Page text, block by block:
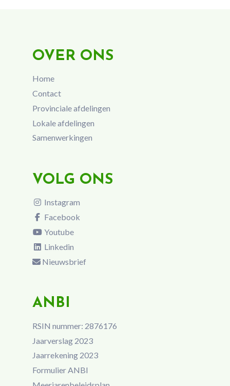
OVER ONS
Home
Contact
Provinciale afdelingen
Lokale afdelingen
Samenwerkingen
VOLG ONS
Instagram
Facebook
Youtube
Linkedin
Nieuwsbrief
ANBI
RSIN nummer: 2876176
Jaarverslag 2023
Jaarrekening 2023
Formulier ANBI